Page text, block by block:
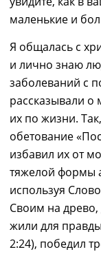
маленькие и
Я общалась с
и лично знаю
заболеваний с
рассказывали
их по жизни. Так,
обетование
избавил их от
тяжелой формы
используя С
Своим на
жили для
2:24), победил